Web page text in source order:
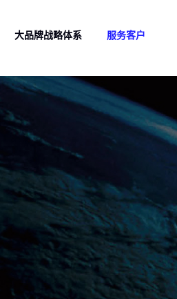
大品牌战略体系 服务客户